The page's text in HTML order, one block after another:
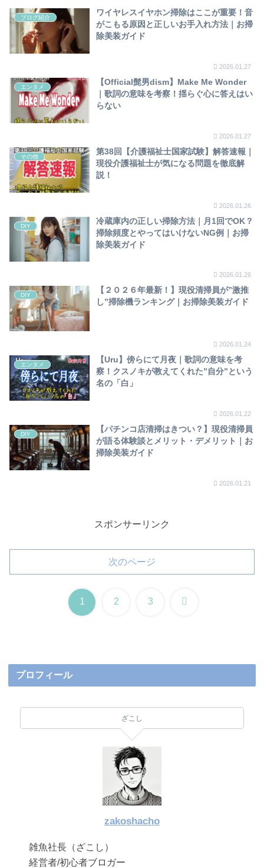
ブログ紹介
ワイヤレスイヤホン掃除はここが重要！音
がこもる原因と正しいお手入れ方法｜お掃
除美装ガイド
2026.01.27
エンタメ
【Official髭男dism】Make Me Wonder
｜歌詞の意味を考察！揺らぐ心に答えはい
らない
2026.01.27
その他
第38回【介護福祉士国家試験】解答速報｜
現役介護福祉士が気になる問題を徹底解
説！
2026.01.26
DIY
冷蔵庫内の正しい掃除方法｜月1回でOK？
掃除頻度とやってはいけないNG例｜お掃
除美装ガイド
2026.01.26
DIY
【２０２６年最新！】現役清掃員が”激推
し”掃除機ランキング｜お掃除美装ガイド
2026.01.24
エンタメ
【Uru】傍らにて月夜｜歌詞の意味を考
察！クスノキが教えてくれた”自分”という
名の「白」
2026.01.22
DIY
【パチンコ店清掃はきつい？】現役清掃員
が語る体験談とメリット・デメリット｜お
掃除美装ガイド
2026.01.21
スポンサーリンク
次のページ
1 2 3 次
プロフィール
ざこし
zakoshacho
雑魚社長（ざこし）
経営者/初心者ブロガー